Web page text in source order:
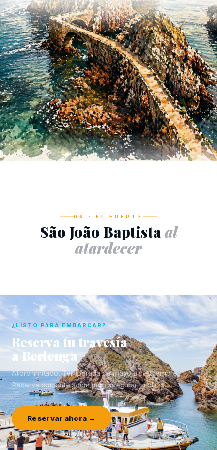
06 · EL FUERTE
São João Baptista al
atardecer
¿LISTO PARA EMBARCAR?
Reserva tu travesía
a Berlenga
Aforo limitado. Temporada de mayo a septiembre.
Reserva con antelación para asegurar tu plaza.
Reservar ahora →